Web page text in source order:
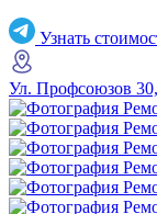
Узнать
Ул. Профсоюзов